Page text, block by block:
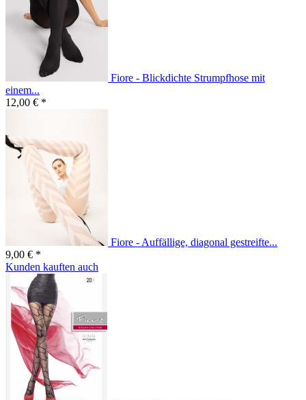
Fiore - Blickdichte Strumpfhose mit
einem...
12,00 € *
Fiore - Auffällige, diagonal gestreifte...
9,00 € *
Kunden kauften auch